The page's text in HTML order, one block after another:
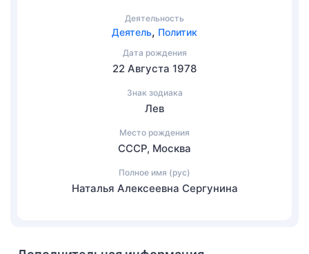
Деятельность
Деятель, Политик
Дата рождения
22 Августа 1978
Знак зодиака
Лев
Место рождения
СССР, Москва
Полное имя (рус)
Наталья Алексеевна Сергунина